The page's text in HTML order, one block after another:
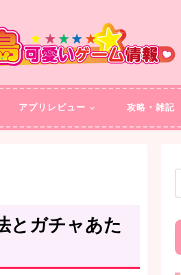
アプリレビュー 攻略・雑記
とガチャあた